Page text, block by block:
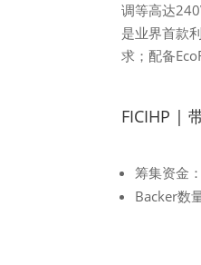
调等高达
是业界首款
求；配备
FICIHP |
筹集资金
Backer数